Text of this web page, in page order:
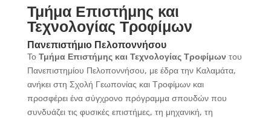
Τμήμα Επιστήμης και
Τεχνολογίας Τροφίμων
Πανεπιστήμιο Πελοποννήσου
Το Τμήμα Επιστήμης και Τεχνολογίας Τροφίμων του
Πανεπιστημίου Πελοποννήσου, με έδρα την Καλαμάτα,
ανήκει στη Σχολή Γεωπονίας και Τροφίμων και
προσφέρει ένα σύγχρονο πρόγραμμα σπουδών που
συνδυάζει τις φυσικές επιστήμες, τη μηχανική, τη